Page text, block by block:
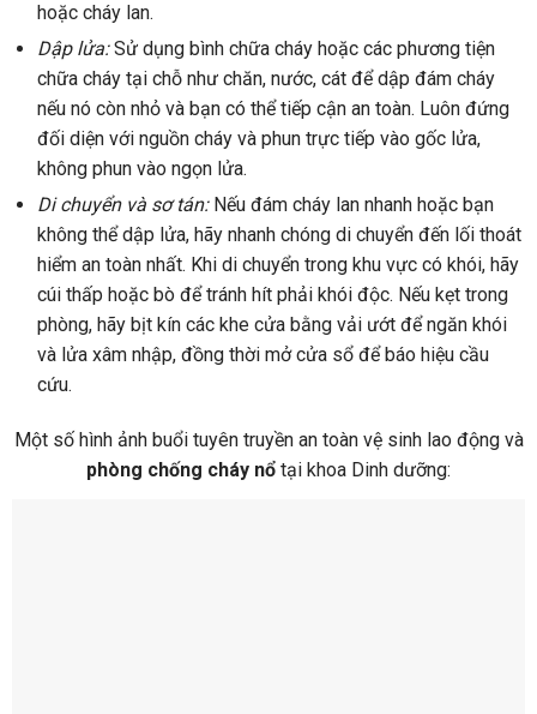
hoặc cháy lan.
Dập lửa:Sử dụng bình chữa cháy hoặc các phương tiện
chữa cháy tại chỗ như chăn, nước, cát để dập đám cháy
nếu nó còn nhỏ và bạn có thể tiếp cận an toàn. Luôn đứng
đối diện với nguồn cháy và phun trực tiếp vào gốc lửa,
không phun vào ngọn lửa.
Di chuyển và sơ tán:Nếu đám cháy lan nhanh hoặc bạn
không thể dập lửa, hãy nhanh chóng di chuyển đến lối thoát
hiểm an toàn nhất. Khi di chuyển trong khu vực có khói, hãy
cúi thấp hoặc bò để tránh hít phải khói độc. Nếu kẹt trong
phòng, hãy bịt kín các khe cửa bằng vải ướt để ngăn khói
và lửa xâm nhập, đồng thời mở cửa sổ để báo hiệu cầu
cứu.
Một số hình ảnh buổi tuyên truyền an toàn vệ sinh lao động và
phòng chống cháy nổ tại khoa Dinh dưỡng: